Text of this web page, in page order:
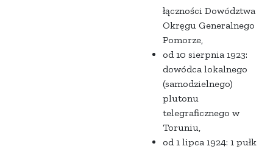
łączności Dowództwa
Okręgu Generalnego
Pomorze,
od 10 sierpnia 1923:
dowódca lokalnego
(samodzielnego)
plutonu
telegraficznego w
Toruniu,
od 1 lipca 1924: 1 pułk